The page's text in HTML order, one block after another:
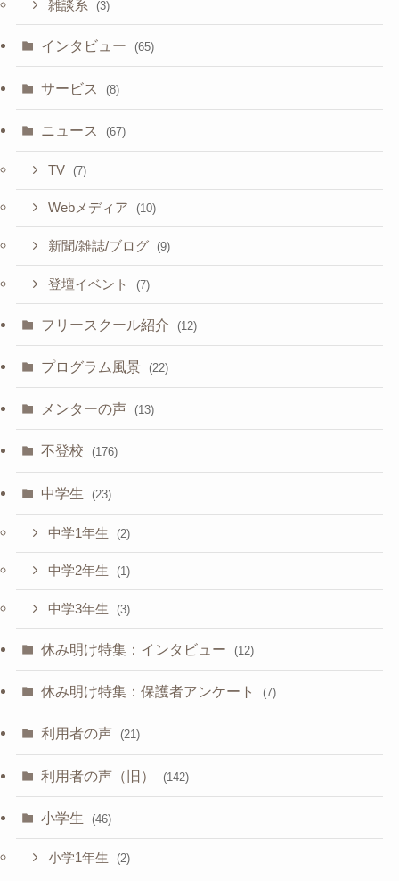
雑談系 (3)
インタビュー (65)
サービス (8)
ニュース (67)
TV (7)
Webメディア (10)
新聞/雑誌/ブログ (9)
登壇イベント (7)
フリースクール紹介 (12)
プログラム風景 (22)
メンターの声 (13)
不登校 (176)
中学生 (23)
中学1年生 (2)
中学2年生 (1)
中学3年生 (3)
休み明け特集：インタビュー (12)
休み明け特集：保護者アンケート (7)
利用者の声 (21)
利用者の声（旧） (142)
小学生 (46)
小学1年生 (2)